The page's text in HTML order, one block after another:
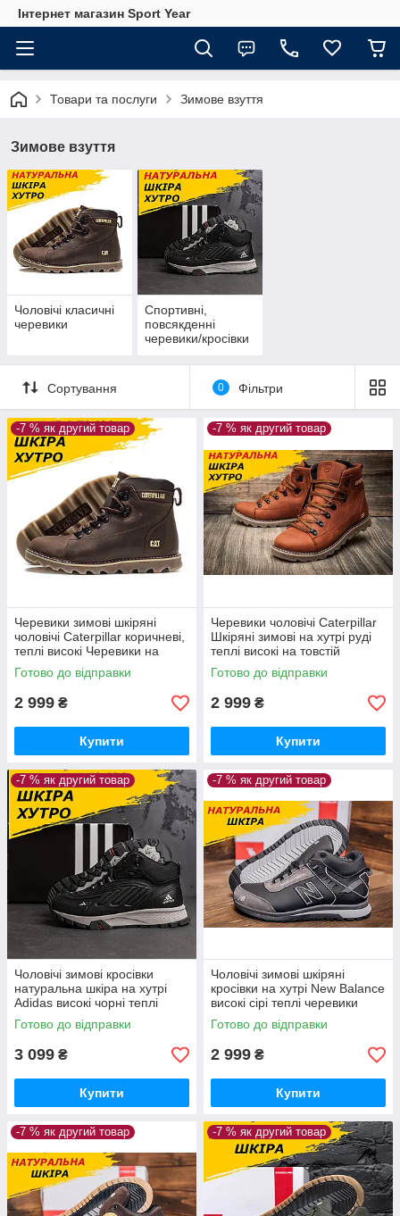
Інтернет магазин Sport Year
Товари та послуги Зимове взуття
Зимове взуття
Чоловічі класичні
черевики
Спортивні,
повсякденні
черевики/кросівки
Сортування 0 Фільтри
-7 % як другий товар
Черевики зимові шкіряні
чоловічі Caterpillar коричневі,
теплі високі Черевики на
хутрі на товстій підошві *408
кор*
Готово до відправки
2 999 ₴
Купити
-7 % як другий товар
Черевики чоловічі Caterpillar
Шкіряні зимові на хутрі руді
теплі високі на товстій
підошві
Готово до відправки
2 999 ₴
Купити
-7 % як другий товар
Чоловічі зимові кросівки
натуральна шкіра на хутрі
Adidas високі чорні теплі
шкіряні черевики спортивні
зима *A-04ч/сір бот*
Готово до відправки
3 099 ₴
Купити
-7 % як другий товар
Чоловічі зимові шкіряні
кросівки на хутрі New Balance
високі сірі теплі черевики
спортивні зима *NB сер. бот*
Готово до відправки
2 999 ₴
Купити
-7 % як другий товар -7 % як другий товар